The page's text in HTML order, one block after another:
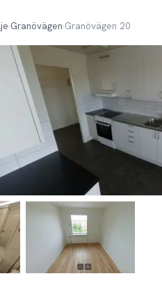
›Granövägen›Granövägen 20